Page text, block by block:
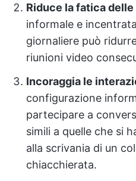
Riduce la fatica
informale e
giornaliere può
riunioni video
Incoraggia le
configurazione
partecipare a
simili a quelle che si
alla scrivania di un
chiacchierata.